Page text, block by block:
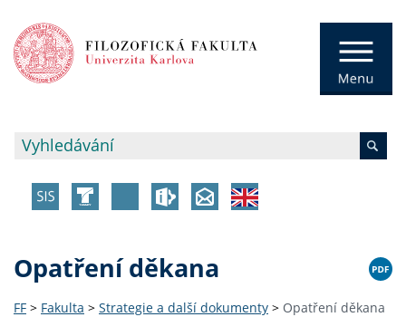
Opatření děkana
FF > Fakulta > Strategie a další dokumenty > Opatření děkana